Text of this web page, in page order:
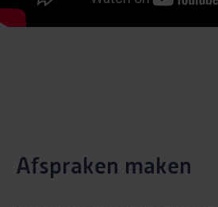
Afspraken maken